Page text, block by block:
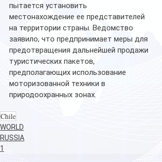
пытается установить
местонахождение ее представителей
на территории страны. Ведомство
заявило, что предпринимает меры для
предотвращения дальнейшей продажи
туристических пакетов,
предполагающих использование
моторизованной техники в
природоохранных зонах.
Chile
WORLD
RUSSIA
1